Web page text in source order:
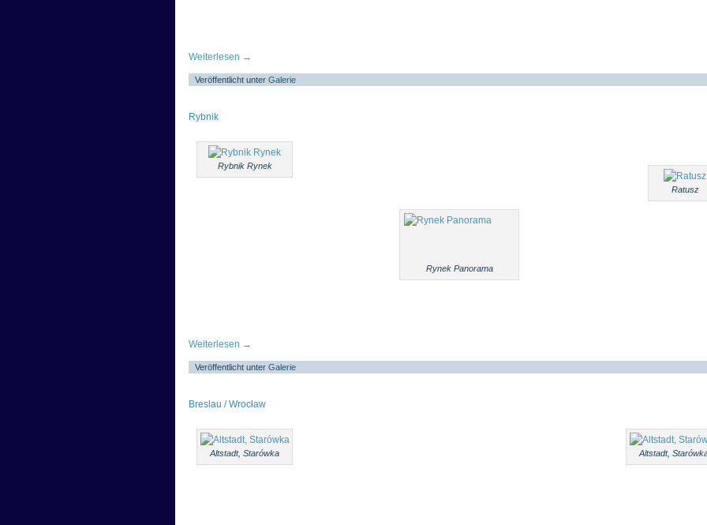
Weiterlesen →
Veröffentlicht unter Galerie
Rybnik
Rybnik Rynek
Ratusz
Rynek Panorama
Weiterlesen →
Veröffentlicht unter Galerie
Breslau / Wrocław
Altstadt, Starówka Altstadt,